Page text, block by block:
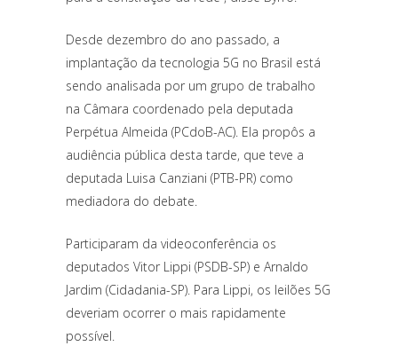
Desde dezembro do ano passado, a
implantação da tecnologia 5G no Brasil está
sendo analisada por um grupo de trabalho
na Câmara coordenado pela deputada
Perpétua Almeida (PCdoB-AC). Ela propôs a
audiência pública desta tarde, que teve a
deputada Luisa Canziani (PTB-PR) como
mediadora do debate.
Participaram da videoconferência os
deputados Vitor Lippi (PSDB-SP) e Arnaldo
Jardim (Cidadania-SP). Para Lippi, os leilões 5G
deveriam ocorrer o mais rapidamente
possível.